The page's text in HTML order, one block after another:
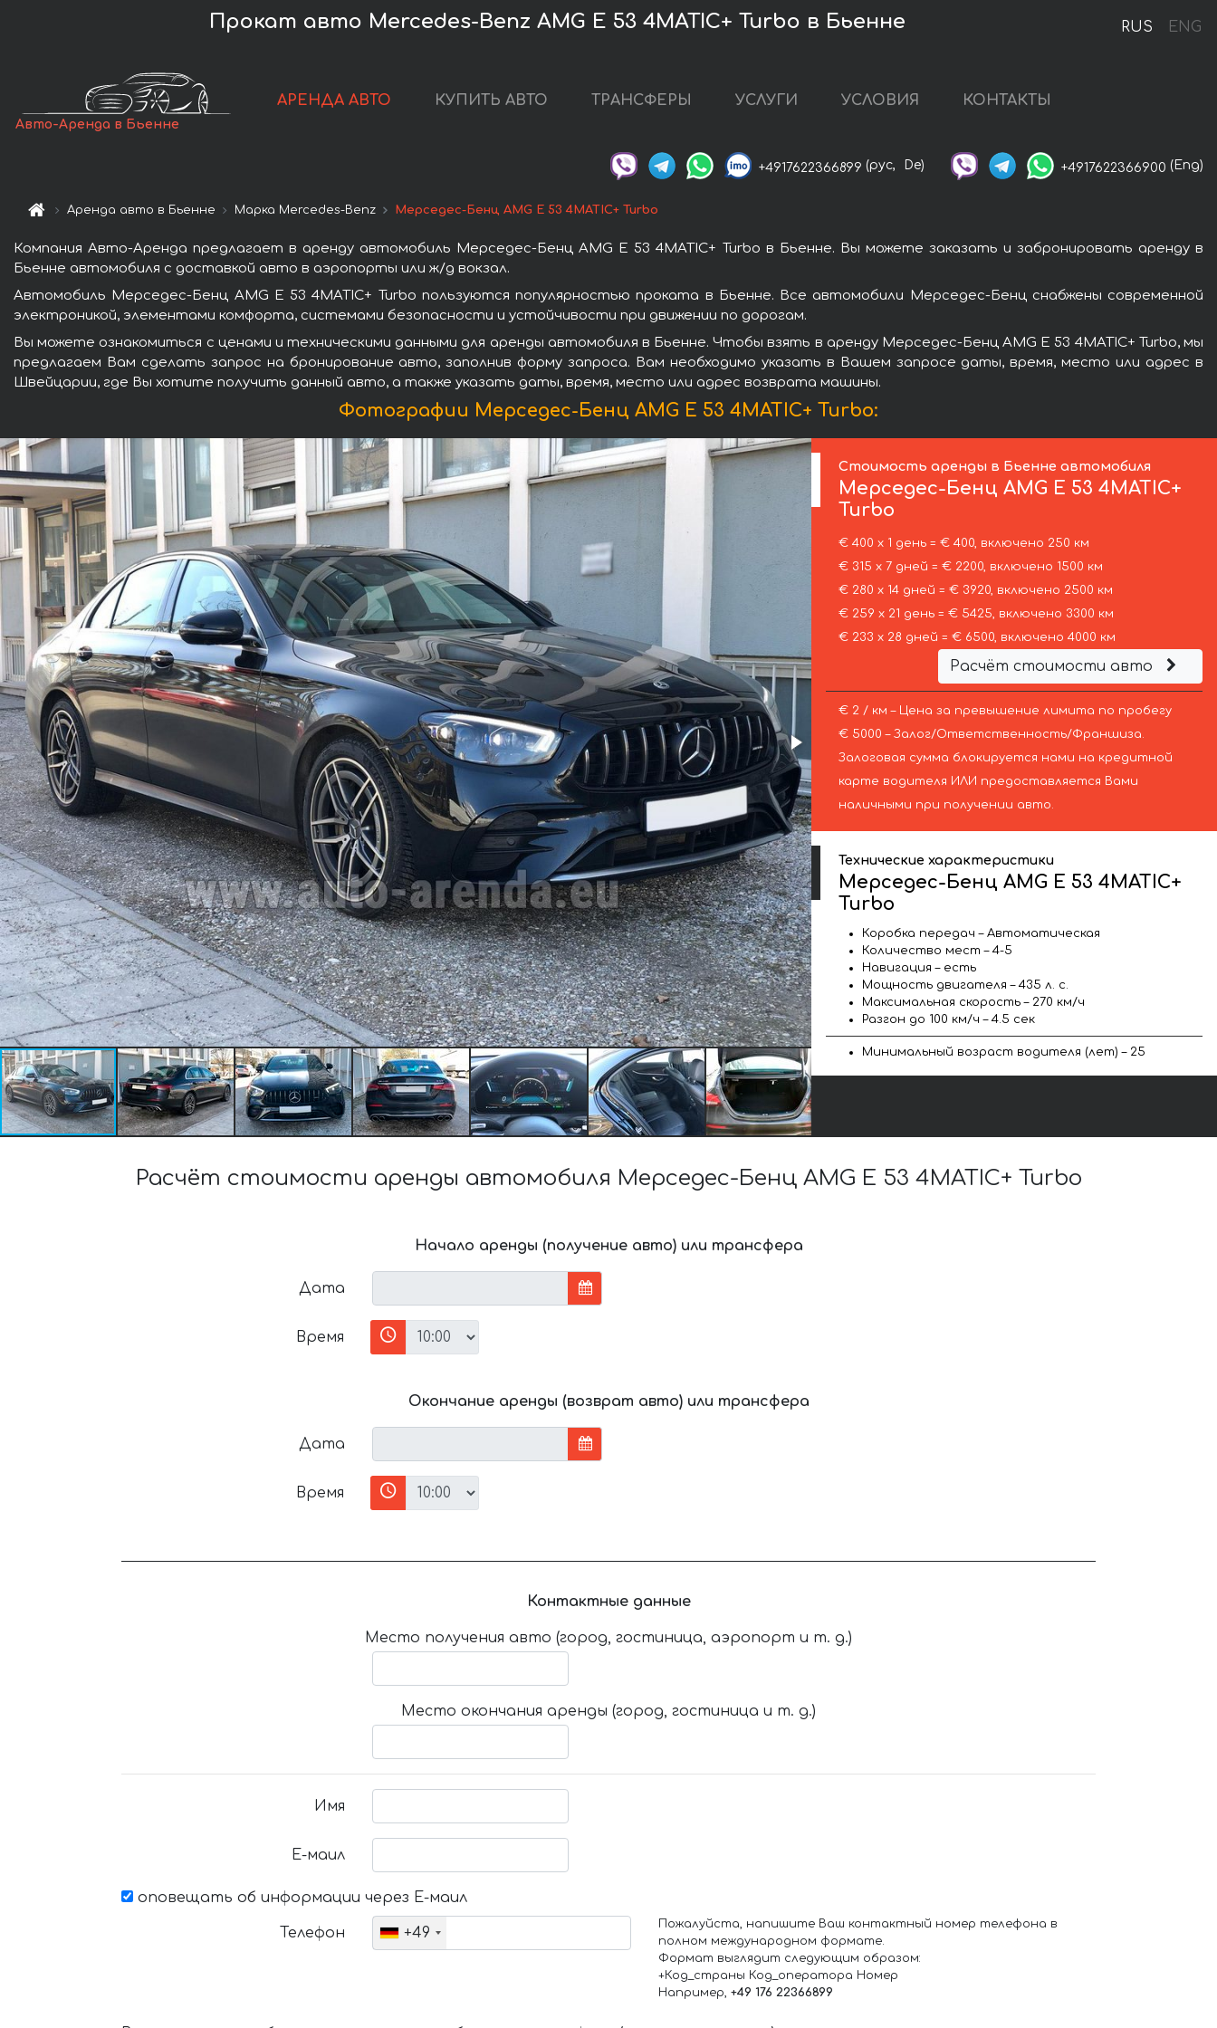
RUS ENG
Прокат авто Mercedes-Benz AMG E 53 4MATIC+ Turbo в Бьенне
Авто-Аренда в Бьенне
АРЕНДА АВТО КУПИТЬ АВТО ТРАНСФЕРЫ УСЛУГИ УСЛОВИЯ КОНТАКТЫ
+4917622366899 (рус, De) +4917622366900 (Eng)
Аренда авто в Бьенне Марка Mercedes-Benz Мерседес-Бенц AMG E 53 4MATIC+ Turbo
Компания Авто-Аренда предлагает в аренду автомобиль Мерседес-Бенц AMG E 53 4MATIC+ Turbo в Бьенне. Вы можете заказать и забронировать аренду в
Бьенне автомобиля с доставкой авто в аэропорты или ж/д вокзал.
Автомобиль Мерседес-Бенц AMG E 53 4MATIC+ Turbo пользуются популярностью проката в Бьенне. Все автомобили Мерседес-Бенц снабжены современной
электроникой, элементами комфорта, системами безопасности и устойчивости при движении по дорогам.
Вы можете ознакомиться с ценами и техническими данными для аренды автомобиля в Бьенне. Чтобы взять в аренду Мерседес-Бенц AMG E 53 4MATIC+ Turbo, мы
предлагаем Вам сделать запрос на бронирование авто, заполнив форму запроса. Вам необходимо указать в Вашем запросе даты, время, место или адрес в
Швейцарии, где Вы хотите получить данный авто, а также указать даты, время, место или адрес возврата машины.
Фотографии Мерседес-Бенц AMG E 53 4MATIC+ Turbo:
Стоимость аренды в Бьенне автомобиля
Мерседес-Бенц AMG E 53 4MATIC+
Turbo
€ 400 х 1 день = € 400, включено 250 км
€ 315 х 7 дней = € 2200, включено 1500 км
€ 280 х 14 дней = € 3920, включено 2500 км
€ 259 х 21 день = € 5425, включено 3300 км
€ 233 х 28 дней = € 6500, включено 4000 км
Расчёт стоимости авто
€ 2 / км – Цена за превышение лимита по пробегу
€ 5000 – Залог/Ответственность/Франшиза.
Залоговая сумма блокируется нами на кредитной
карте водителя ИЛИ предоставляется Вами
наличными при получении авто.
Технические характеристики
Мерседес-Бенц AMG E 53 4MATIC+
Turbo
Коробка передач – Автоматическая
Количество мест – 4-5
Навигация – есть
Мощность двигателя – 435 л. с.
Максимальная скорость – 270 км/ч
Разгон до 100 км/ч – 4.5 сек
Минимальный возраст водителя (лет) – 25
Расчёт стоимости аренды автомобиля Мерседес-Бенц AMG E 53 4MATIC+ Turbo
Начало аренды (получение авто) или трансфера
Дата
Время
Окончание аренды (возврат авто) или трансфера
Дата
Время
Контактные данные
Место получения авто (город, гостиница, аэропорт и т. д.)
Место окончания аренды (город, гостиница и т. д.)
Имя
Е-маил
оповещать об информации через Е-маил
Телефон +49
Пожалуйста, напишите Ваш контактный номер телефона в
полном международном формате.
Формат выглядит следующим образом:
+Код_страны Код_оператора Номер
Например, +49 176 22366899